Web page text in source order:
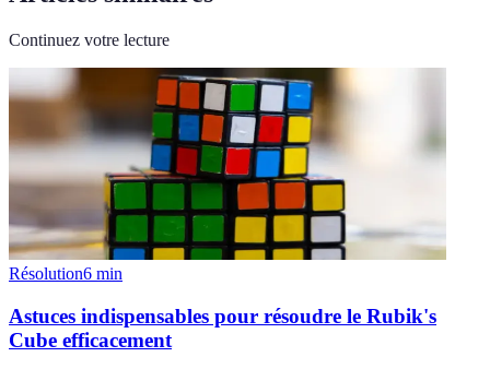
Continuez votre lecture
Résolution6 min
Astuces indispensables pour résoudre le Rubik's
Cube efficacement